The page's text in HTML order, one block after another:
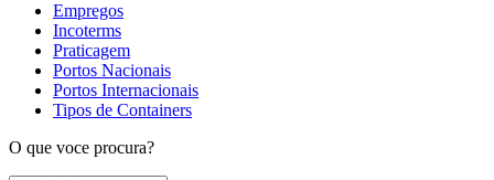
Empregos
Incoterms
Praticagem
Portos Nacionais
Portos Internacionais
Tipos de Containers
O que voce procura?